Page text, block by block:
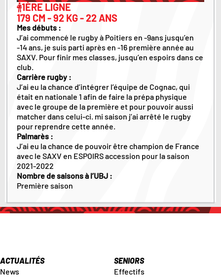
1ÈRE LIGNE
179 CM - 92 KG - 22 ANS
Mes débuts :
J’ai commencé le rugby à Poitiers en -9ans jusqu’en
-14 ans, je suis parti après en -16 première année au
SAXV. Pour finir mes classes, jusqu’en espoirs dans ce
club.
Carrière rugby :
J’ai eu la chance d’intégrer l’équipe de Cognac, qui
était en nationale 1 afin de faire la prépa physique
avec le groupe de la première et pour pouvoir aussi
matcher dans celui-ci. mi saison j’ai arrêté le rugby
pour reprendre cette année.
Palmarès :
J’ai eu la chance de pouvoir être champion de France
avec le SAXV en ESPOIRS accession pour la saison
2021-2022
Nombre de saisons à l’UBJ :
Première saison
ACTUALITÉS
News
SENIORS
Effectifs